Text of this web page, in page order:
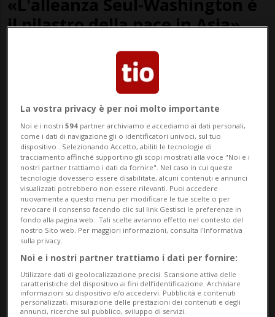
«L'alleanza Seul-Washington è
il pilastro della pace in Asia»
COREA DEL SUD 1 anno
Almeno in 200 mila a Seul per
proteste contro Yoon
La vostra privacy è per noi molto importante
Noi e i nostri594 partner archiviamo e accediamo ai dati personali,
come i dati di navigazione gli o identificatori univoci, sul tuo
dispositivo . Selezionando Accetto, abiliti le tecnologie di
tracciamento affinché supportino gli scopi mostrati alla voce "Noi e i
nostri partner trattiamo i dati da fornire". Nel caso in cui queste
tecnologie dovessero essere disabilitate, alcuni contenuti e annunci
visualizzati potrebbero non essere rilevanti. Puoi accedere
nuovamente a questo menu per modificare le tue scelte o per
revocare il consenso facendo clic sul link Gestisci le preferenze in
fondo alla pagina web.. Tali scelte avranno effetto nel contesto del
nostro Sito web. Per maggiori informazioni, consulta l'Informativa
sulla privacy.
Noi e i nostri partner trattiamo i dati per fornire:
Utilizzare dati di geolocalizzazione precisi. Scansione attiva delle
caratteristiche del dispositivo ai fini dell’identificazione. Archiviare
informazioni su dispositivo e/o accedervi. Pubblicità e contenuti
personalizzati, misurazione delle prestazioni dei contenuti e degli
annunci, ricerche sul pubblico, sviluppo di servizi.